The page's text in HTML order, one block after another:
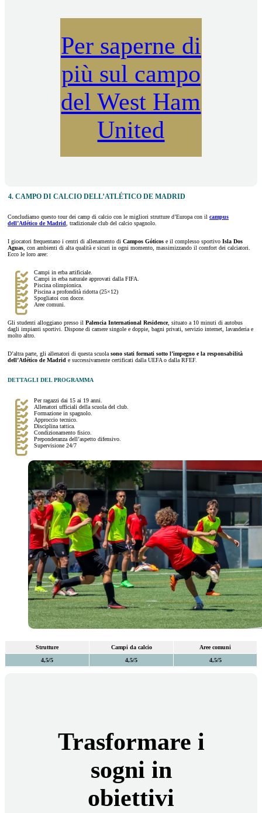
Per saperne di
più sul campo
del West Ham
United
4. CAMPO DI CALCIO DELL’ATLÉTICO DE MADRID
Concludiamo questo tour dei camp di calcio con le migliori strutture d’Europa con il campus
dell’Atlético de Madrid , tradizionale club del calcio spagnolo.
I giocatori frequentano i centri di allenamento di Campos Góticos e il complesso sportivo Isla Dos
Aguas , con ambienti di alta qualità e sicuri in ogni momento, massimizzando il comfort dei calciatori.
Ecco le loro aree:
Campi in erba artificiale.
Campi in erba naturale approvati dalla FIFA.
Piscina olimpionica.
Piscina a profondità ridotta (25×12)
Spogliatoi con docce.
Aree comuni.
Gli studenti alloggiano presso il Palencia International Residence, situato a 10 minuti di autobus
dagli impianti sportivi. Dispone di camere singole e doppie, bagni privati, servizio internet, lavanderia e
molto altro.
D’altra parte, gli allenatori di questa scuola sono stati formati sotto l’impegno e la responsabilità
dell’Atlético de Madrid e successivamente certificati dalla UEFA o dalla RFEF.
DETTAGLI DEL PROGRAMMA
Per ragazzi dai 15 ai 19 anni.
Allenatori ufficiali della scuola del club.
Formazione in spagnolo.
Approccio tecnico.
Disciplina tattica.
Condizionamento fisico.
Preponderanza dell’aspetto difensivo.
Supervisione 24/7
Strutture Campi da calcio
Aree comuni
4,5/5
4,5/5 4,5/5
Trasformare i
sogni in
obiettivi